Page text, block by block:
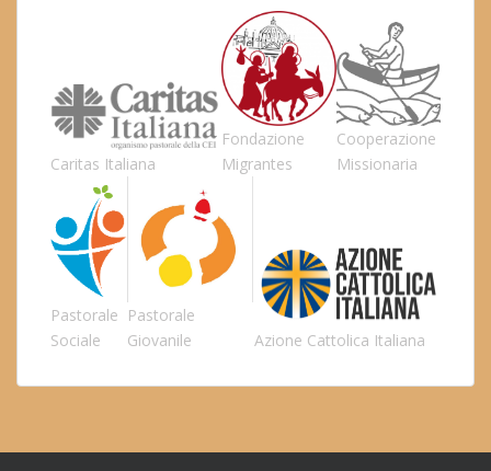
Caritas Italiana
Fondazione
Migrantes
Cooperazione
Missionaria
Pastorale
Sociale
Pastorale
Giovanile
Azione Cattolica Italiana